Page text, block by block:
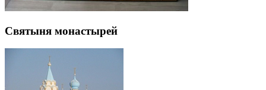
Святыня монастырей